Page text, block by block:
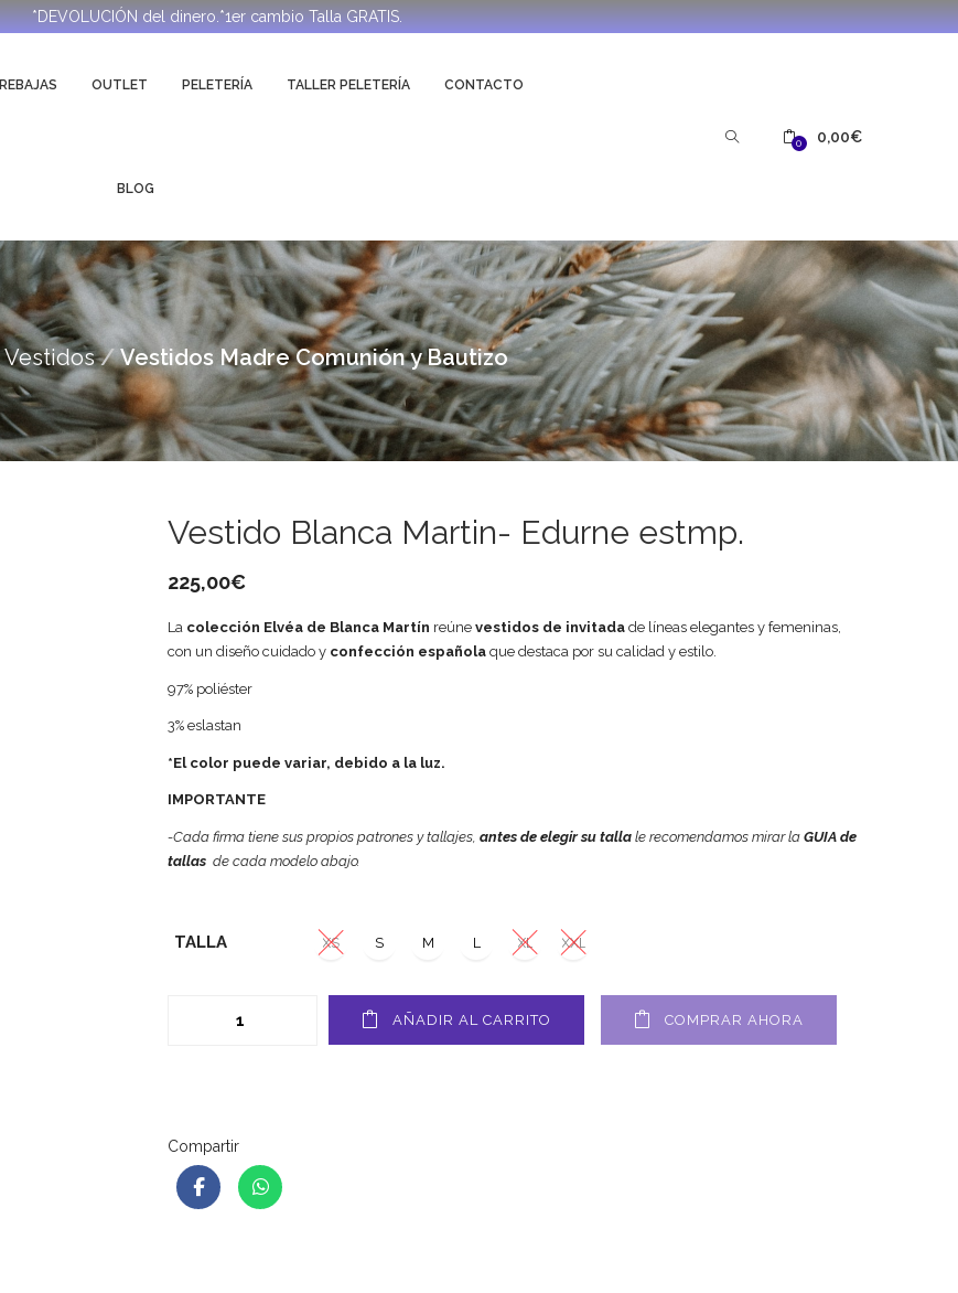
*DEVOLUCIÓN del dinero.*1er cambio Talla GRATIS.
REBAJAS OUTLET PELETERÍA TALLER PELETERÍA CONTACTO
BLOG
0 0,00€
Vestidos Vestidos Madre Comunión y Bautizo
Vestido Blanca Martin- Edurne estmp.
225,00€
La colección Elvéa de Blanca Martín reúne vestidos de invitada de líneas elegantes y femeninas,
con un diseño cuidado y confección española que destaca por su calidad y estilo.
97% poliéster
3% eslastan
*El color puede variar, debido a la luz.
IMPORTANTE
-Cada firma tiene sus propios patrones y tallajes, antes de elegir su talla le recomendamos mirar la GUIA de
tallas de cada modelo abajo.
TALLA XS S M L XL XXL
AÑADIR AL CARRITO COMPRAR AHORA
Compartir